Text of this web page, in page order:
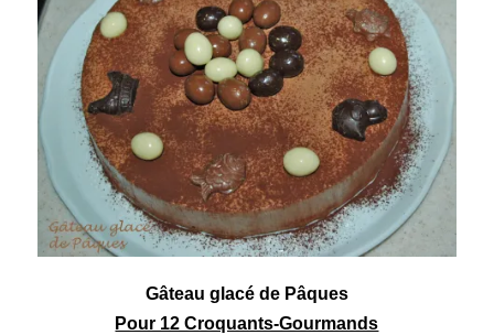
Gâteau glacé de Pâques
Pour 12 Croquants-Gourmands